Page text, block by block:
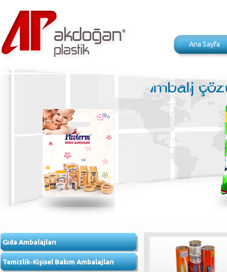
Ana Sayfa
Gıda Ambalajları
Temizlik-Kişisel Bakım Ambalajları